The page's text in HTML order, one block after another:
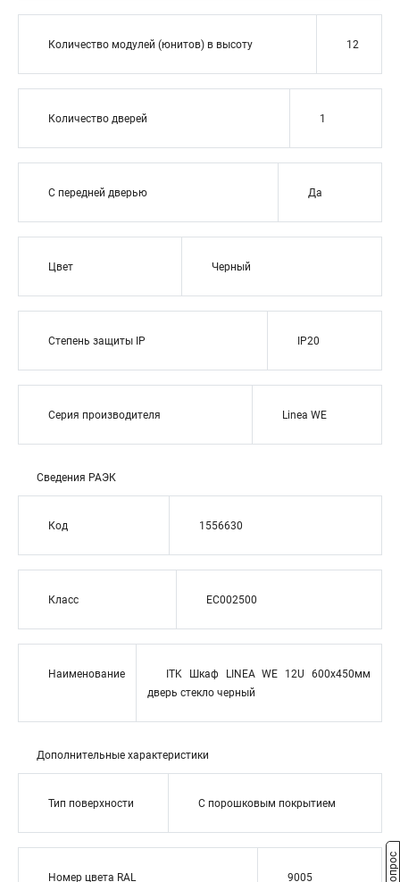
Количество модулей (юнитов) в высоту 12
Количество дверей 1
С передней дверью Да
Цвет Черный
Степень защиты IP IP20
Серия производителя Linea WE
Сведения РАЭК
Код 1556630
Класс EC002500
Наименование
ITK Шкаф LINEA WE 12U 600x450мм
дверь стекло черный
Дополнительные характеристики
Тип поверхности С порошковым покрытием
Номер цвета RAL 9005